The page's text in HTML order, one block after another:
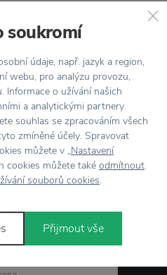
tónybarev, které lze snadno
dostane styl! Pouze
tak trochu nuda a tak nabízíme
či keramiky, které dodají
e-mailem
soukromí
údaje, např. jazyk a region,
webu, pro analýzu provozu,
Informace o užívání našich
a analytickými partnery.
souhlas se zpracováním všech
zmíněné účely. Spravovat
můžete v „Nastavení
cookies můžete také odmítnout.
souborů cookies.
Přijmout vše